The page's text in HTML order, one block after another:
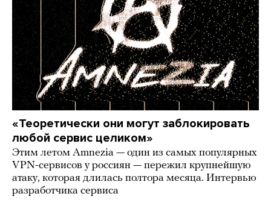
«Теоретически они могут заблокировать
любой сервис целиком»
Этим летом Amnezia — один из самых популярных
VPN-сервисов у россиян — пережил крупнейшую
атаку, которая длилась полтора месяца. Интервью
разработчика сервиса